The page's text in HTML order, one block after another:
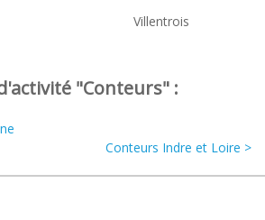
Villentrois
"Conteurs" :
Conteurs Indre et Loire >